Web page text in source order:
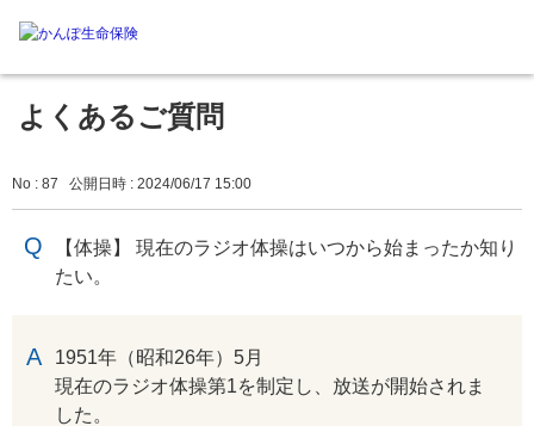
よくあるご質問
No : 87 公開日時 : 2024/06/17 15:00
【体操】 現在のラジオ体操はいつから始まったか知り
たい。
1951年（昭和26年）5月
現在のラジオ体操第1を制定し、放送が開始されま
した。